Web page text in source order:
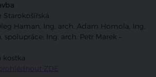
Starokošířská
Haman, Ing. arch. Adam Homola, Ing.
spolupráce: Ing. arch. Petr Marek –
kostka
ZDE